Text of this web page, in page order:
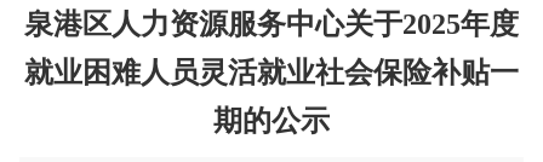
泉港区人力资源服务中心关于2025年度
就业困难人员灵活就业社会保险补贴一
期的公示